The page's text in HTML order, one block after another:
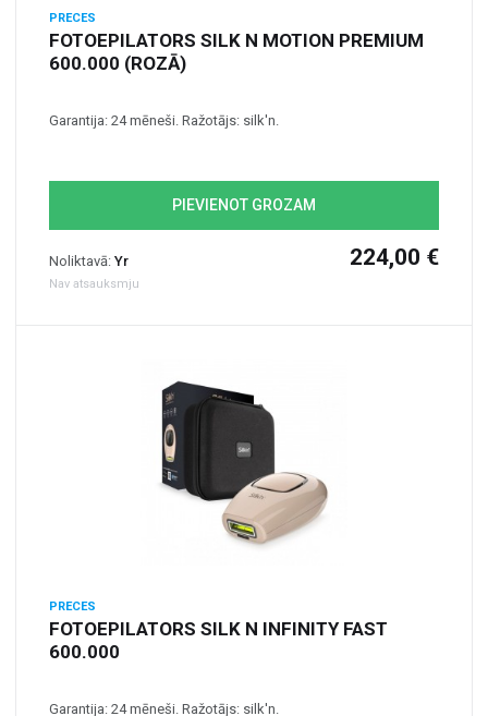
PRECES
FOTOEPILATORS SILK N MOTION PREMIUM
600.000 (ROZĀ)
Garantija: 24 mēneši. Ražotājs: silk'n.
PIEVIENOT GROZAM
Noliktavā: Yr
Nav atsauksmju
224,00 €
PRECES
FOTOEPILATORS SILK N INFINITY FAST
600.000
Garantija: 24 mēneši. Ražotājs: silk'n.